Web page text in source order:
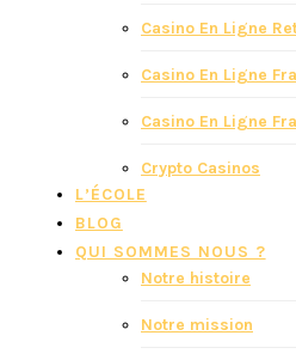
Casino En Ligne
Casino En Ligne
Casino En Ligne
Crypto Casinos
L’ÉCOLE
BLOG
QUI SOMMES NOUS ?
Notre histoire
Notre mission